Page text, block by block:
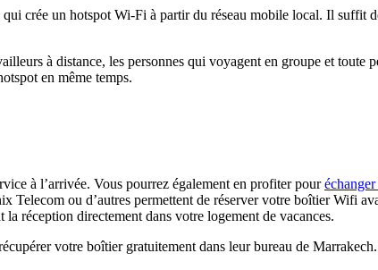
crée un hotspot Wi‑Fi à partir du réseau mobile local. Il suffit
à distance, les personnes qui voyagent en groupe et toute
en même temps.
à l’arrivée. Vous pourrez également en profiter pour
Telecom ou d’autres permettent de réserver votre boîtier Wifi
la réception directement dans votre logement de vacances.
votre boîtier gratuitement dans leur bureau de Marrakech.